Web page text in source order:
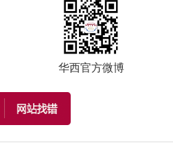
华西官方微博